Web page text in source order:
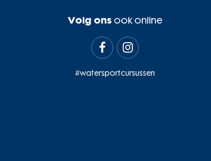
Volg ons ook online
 
#watersportcursussen